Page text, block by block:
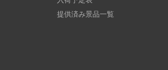
提供済み景品一覧